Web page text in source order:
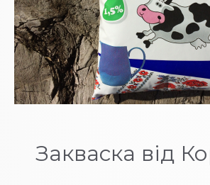
Закваска від